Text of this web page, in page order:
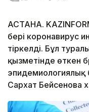
АСТАНА.
бері коронавирус
тіркелді. Бұл
қызметінде өткен
эпидемиологиялық
Сархат Бейсенова